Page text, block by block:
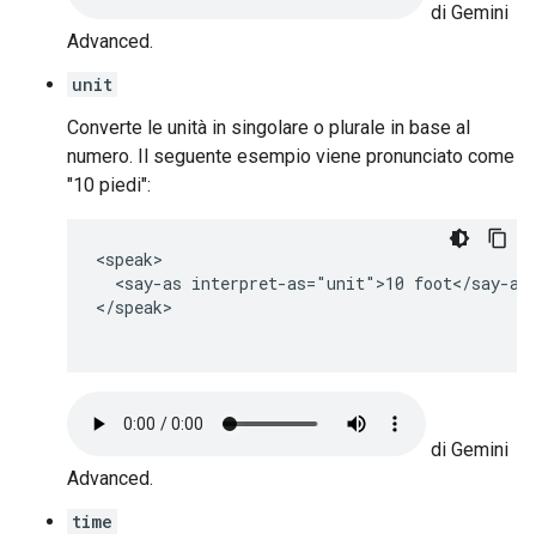
di Gemini
Advanced.
unit
Converte le unità in singolare o plurale in base al
numero. Il seguente esempio viene pronunciato come
"10 piedi":
<speak>
<say-as interpret-as="unit">10 foot</say-
</speak>
di Gemini
Advanced.
time